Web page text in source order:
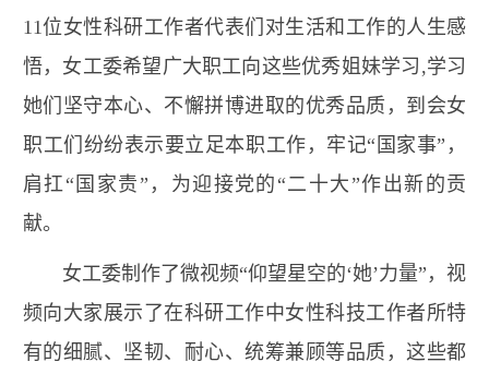
11 位女性科研工作者代表们对生活和工作的人生感
悟，女工委希望广大职工向这些优秀姐妹学习 ,学习
她们坚守本心、不懈拼博进取的优秀品质，到会女
职工们纷纷表示要立足本职工作，牢记“国家事”，
肩扛“国家责”，为迎接党的“二十大”作出新的贡
献。
女工委制作了微视频“仰望星空的‘她’力量”，视
频向大家展示了在科研工作中女性科技工作者所特
有的细腻、坚韧、耐心、统筹兼顾等品质，这些都